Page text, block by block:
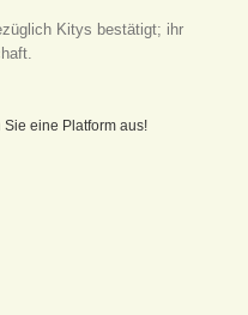
Kitys bestätigt; ihr
eine Platform aus!